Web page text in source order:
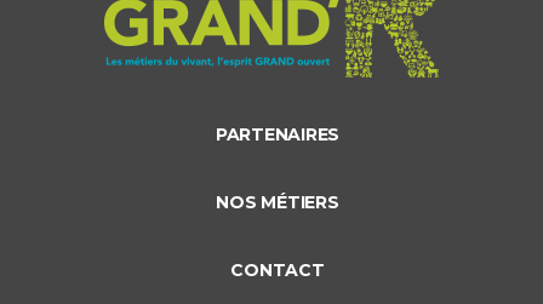
PARTENAIRES
NOS MÉTIERS
CONTACT